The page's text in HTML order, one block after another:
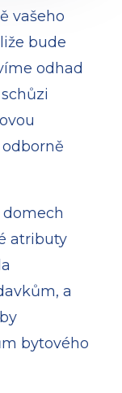
vašeho
bude
odhad
atributy
a
bytového